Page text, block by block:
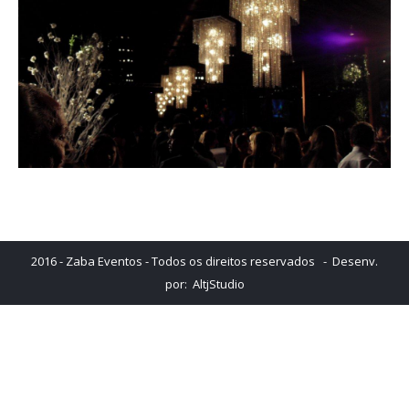
2016 - Zaba Eventos - Todos os direitos reservados - Desenv.
por: AltjStudio